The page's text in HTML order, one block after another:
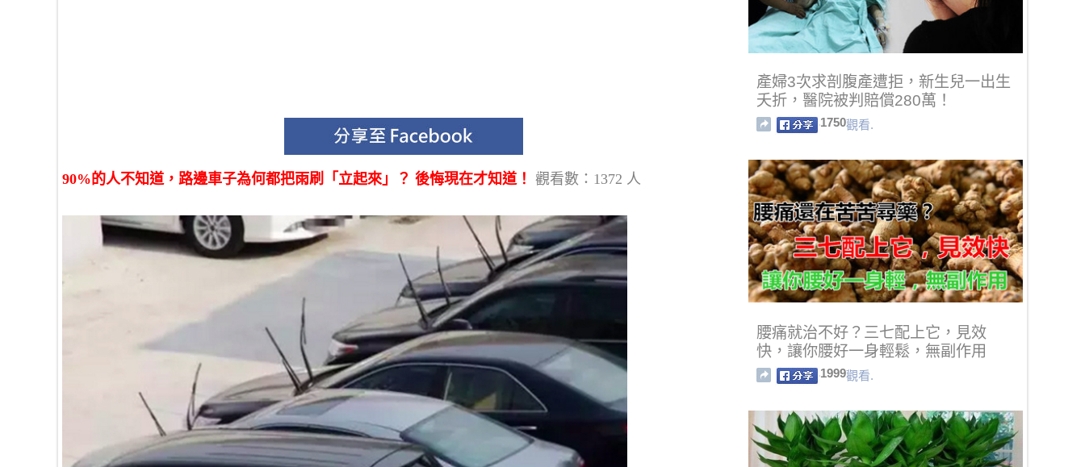
90%的人不知道，路邊車子為何都把雨刷「立起來」？ 後悔現在才知道！ 觀看數：1372 人
產婦3次求剖腹產遭拒，新生兒一出生
夭折，醫院被判賠償280萬！
1750觀看.
腰痛就治不好？三七配上它，見效
快，讓你腰好一身輕鬆，無副作用
1999觀看.